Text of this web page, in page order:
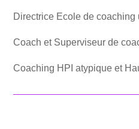
Directrice Ecole de coaching
Coach et Superviseur de
Coaching HPI atypique et